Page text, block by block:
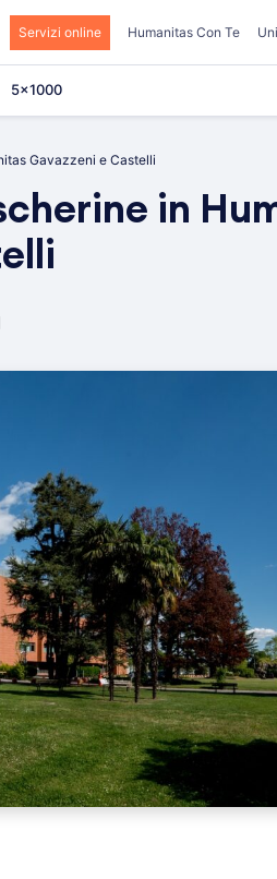
Servizi online Humanitas Con Te
5×1000
Gavazzeni e Castelli
in